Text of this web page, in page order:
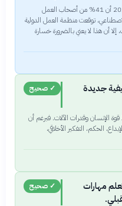
بينما قدر المنتدى الاقتصادي العالمي في عام 2025 أن 41% من أصحاب العمل
توقعت منظمة العمل الدولية
أن هذا لا يعني بالضرورة خسارة
جديدة
✓ صحيح
الإنسان وقدرات الآلات. فبرغم أن
الحكم، التفكير الأخلاقي،
مهارات
✓ صحيح